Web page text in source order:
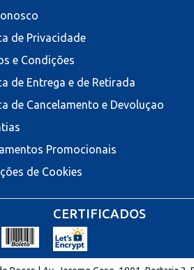
de Privacidade
e Condições
de Entrega e de Retirada
de Cancelamento e Devoluçao
Promocionais
de Cookies
CERTIFICADOS